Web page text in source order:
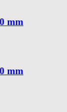
mm
mm